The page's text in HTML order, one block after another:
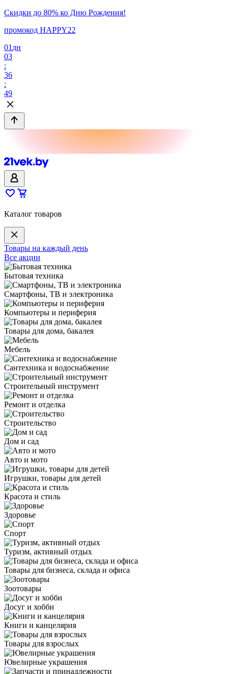
Скидки до 80% ко Дню Рождения!
промокод HAPPY22
01 дн
03
:
36
:
49
Каталог товаров
Товары на каждый день
Все акции
Бытовая техника
Смартфоны, ТВ и электроника
Компьютеры и периферия
Товары для дома, бакалея
Мебель
Сантехника и водоснабжение
Строительный инструмент
Ремонт и отделка
Строительство
Дом и сад
Авто и мото
Игрушки, товары для детей
Красота и стиль
Здоровье
Спорт
Туризм, активный отдых
Товары для бизнеса, склада и офиса
Зоотовары
Досуг и хобби
Книги и канцелярия
Товары для взрослых
Ювелирные украшения